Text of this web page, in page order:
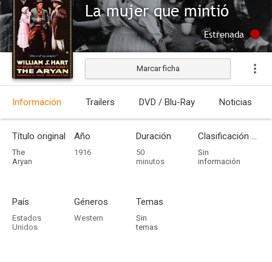
La mujer que mintió
Estrenada
Marcar ficha
Información Trailers DVD / Blu-Ray Noticias
Título original
The
Aryan
Año
1916
Duración
50
minutos
Clasificación por edades
Sin
información
País
Estados
Unidos
Géneros
Western
Temas
Sin
temas